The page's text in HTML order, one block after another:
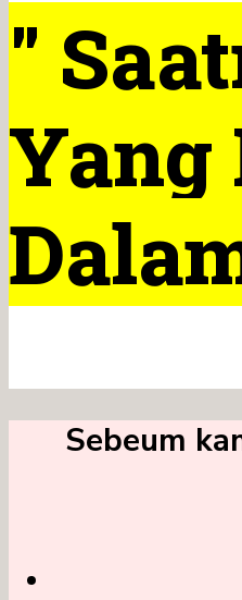
"
Yang
Sebeum